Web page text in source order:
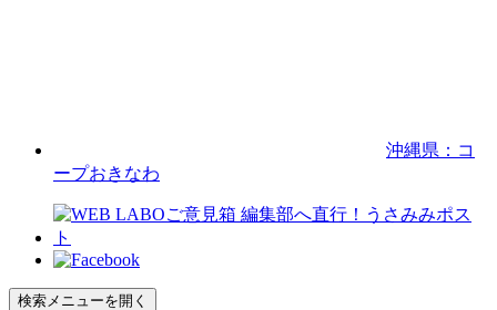
沖縄県：コ
ープおきなわ
検索メニューを開く